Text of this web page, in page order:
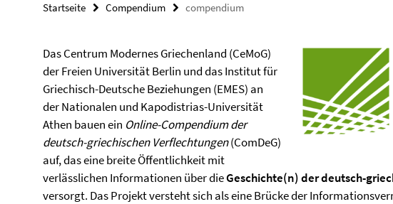
Startseite Compendium compendium
Das Centrum Modernes Griechenland (CeMoG)
der Freien Universität Berlin und das Institut für
Griechisch-Deutsche Beziehungen (EMES) an
der Nationalen und Kapodistrias-Universität
Athen bauen ein Online-Compendium der
deutsch-griechischen Verflechtungen(ComDeG)
auf, das eine breite Öffentlichkeit mit
verlässlichen Informationen über dieGeschichte(n) der deutsch-
versorgt. Das Projekt versteht sich als eine Brücke der